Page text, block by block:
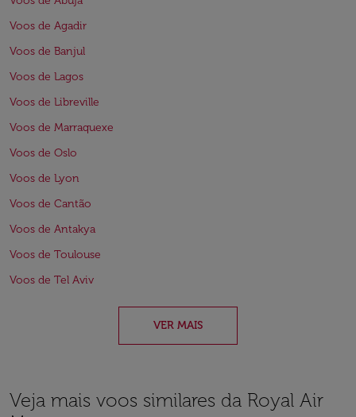
Voos de Agadir
Voos de Banjul
Voos de Lagos
Voos de Libreville
Voos de Marraquexe
Voos de Oslo
Voos de Lyon
Voos de Cantão
Voos de Antakya
Voos de Toulouse
Voos de Tel Aviv
VER MAIS
Veja mais voos similares da Royal Air